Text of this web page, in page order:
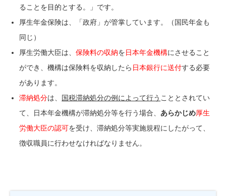
ることを目的とする。」です。
厚生年金保険は、「政府」が管掌しています。（国民年金も
同じ）
厚生労働大臣は、保険料の収納を日本年金機構にさせること
ができ、機構は保険料を収納したら 日本銀行に送付する必要
があります。
滞納処分は、 国税滞納処分の例によって行う こととされてい
て、日本年金機構が滞納処分等を行う場合、 あらかじめ厚生
労働大臣の認可を受け、滞納処分等実施規程にしたがって、
徴収職員に行わせなければなりません。